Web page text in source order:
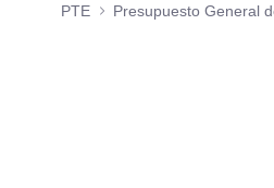
PTE Presupuesto General